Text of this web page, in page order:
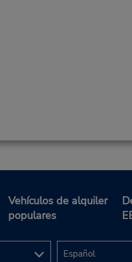
Vehículos de alquiler
populares